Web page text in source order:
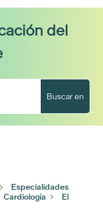
del
Buscar en
Especialidades
Cardiología
El